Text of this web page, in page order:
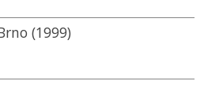
(1999)